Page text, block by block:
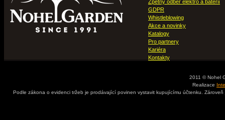
Zpětný odběr elektro a baterií
GDPR
Whistleblowing
Akce a novinky
Katalogy
Pro partnery
Kariéra
Kontakty
2011 © Nohel
Realizace
Podle zákona o evidenci tržeb je prodávající povinen vystavit kupujícímu účtenku.